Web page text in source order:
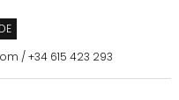
DE
/+34 615 423 293